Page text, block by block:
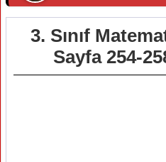
3. Sınıf
Sayfa 254-